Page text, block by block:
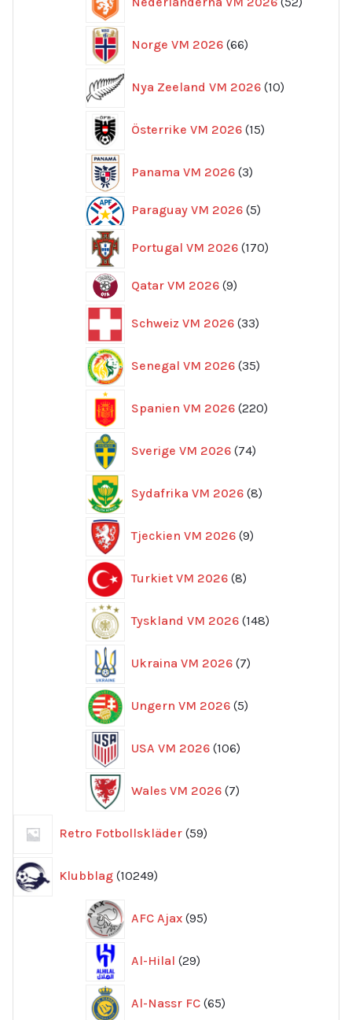
Norge VM 2026 66
produkter
Nya Zeeland VM 2026 10
produkter
Österrike VM 2026 15
produkter
Panama VM 2026 3
produkter
Paraguay VM 2026 55
Portugal VM 2026 170
produkter
Qatar VM 2026 99
Schweiz VM 2026 33
produkter
Senegal VM 2026 35
produkter
Spanien VM 2026 220
produkter
Sverige VM 2026 74
produkter
Sydafrika VM 2026 8
produkter
Tjeckien VM 2026 9
produkter
Turkiet VM 2026 8
produkter
Tyskland VM 2026 148
produkter
Ukraina VM 2026 7
produkter
Ungern VM 2026 5
produkter
USA VM 2026 106
produkter
Wales VM 2026 7
produkter
Retro Fotbollskläder 59
produkter
Klubblag 10249
produkter
AFC Ajax 95
produkter
Al-Hilal 29
produkter
Al-Nassr FC 65
produkter